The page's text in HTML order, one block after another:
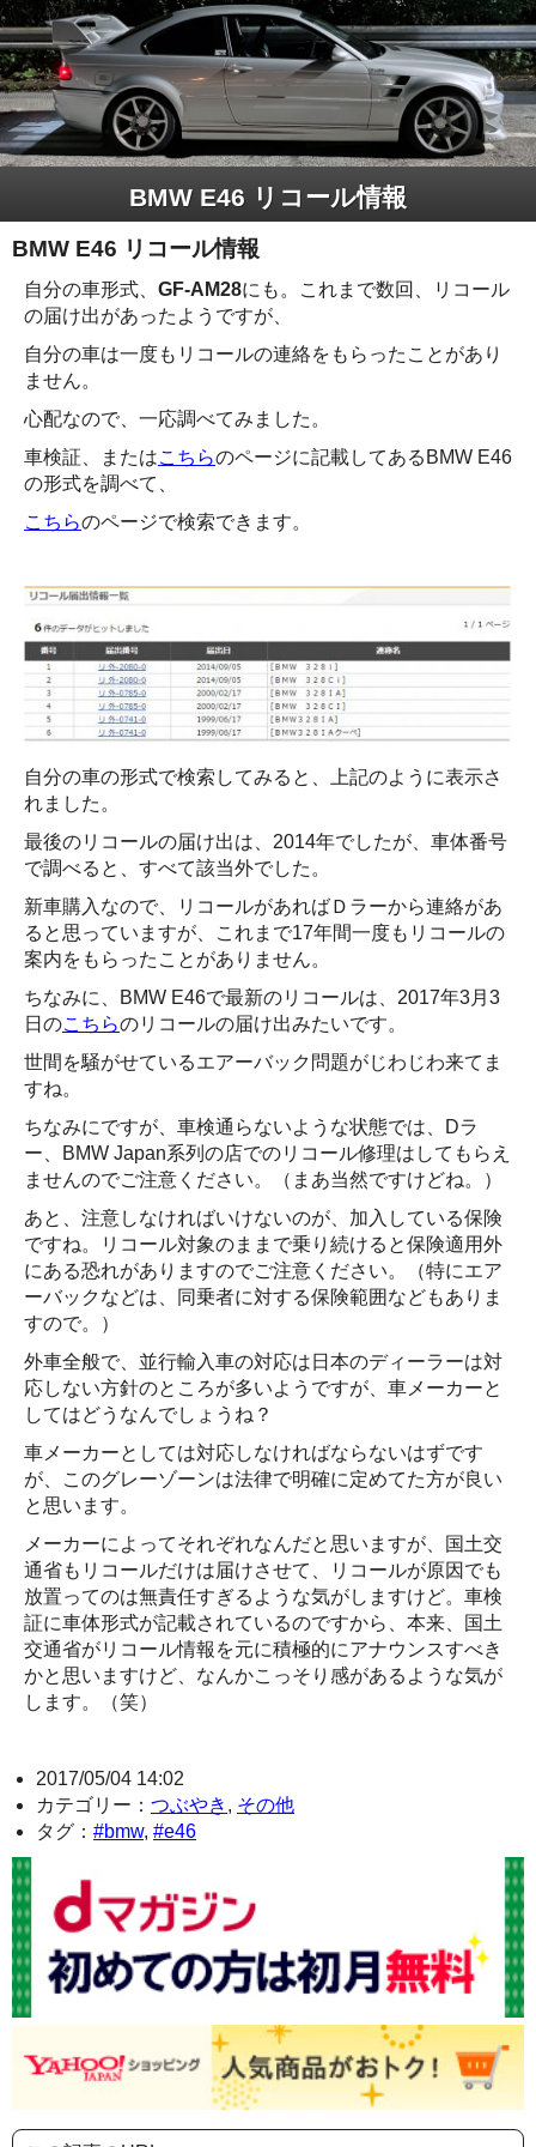
BMW E46 リコール情報
BMW E46 リコール情報
自分の車形式、 GF-AM28にも。これまで数回、リコール
の届け出があったようですが、
自分の車は一度もリコールの連絡をもらったことがあり
ません。
心配なので、一応調べてみました。
車検証、またはこちらのページに記載してあるBMW E46
の形式を調べて、
こちらのページで検索できます。
自分の車の形式で検索してみると、上記のように表示さ
れました。
最後のリコールの届け出は、2014年でしたが、車体番号
で調べると、すべて該当外でした。
新車購入なので、リコールがあればＤラーから連絡があ
ると思っていますが、これまで17年間一度もリコールの
案内をもらったことがありません。
ちなみに、BMW E46で最新のリコールは、2017年3月3
日のこちらのリコールの届け出みたいです。
世間を騒がせているエアーバック問題がじわじわ来てま
すね。
ちなみにですが、車検通らないような状態では、Dラ
ー、BMW Japan系列の店でのリコール修理はしてもらえ
ませんのでご注意ください。（まあ当然ですけどね。）
あと、注意しなければいけないのが、加入している保険
ですね。リコール対象のままで乗り続けると保険適用外
にある恐れがありますのでご注意ください。（特にエア
ーバックなどは、同乗者に対する保険範囲などもありま
すので。）
外車全般で、並行輸入車の対応は日本のディーラーは対
応しない方針のところが多いようですが、車メーカーと
してはどうなんでしょうね？
車メーカーとしては対応しなければならないはずです
が、このグレーゾーンは法律で明確に定めてた方が良い
と思います。
メーカーによってそれぞれなんだと思いますが、国土交
通省もリコールだけは届けさせて、リコールが原因でも
放置ってのは無責任すぎるような気がしますけど。車検
証に車体形式が記載されているのですから、本来、国土
交通省がリコール情報を元に積極的にアナウンスすべき
かと思いますけど、なんかこっそり感があるような気が
します。（笑）
2017/05/04 14:02
カテゴリー： つぶやき , その他
タグ： #bmw, #e46